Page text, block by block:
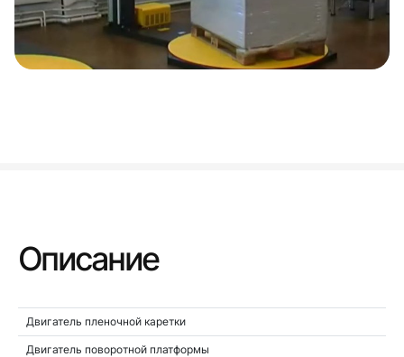
Описание
Двигатель пленочной каретки
Двигатель поворотной платформы